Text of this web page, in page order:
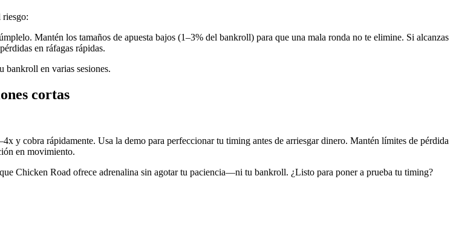
riesgo:
Mantén los tamaños de apuesta bajos (1–3% del bankroll) para que una mala ronda no te elimine. Si alcanzas
en ráfagas rápidas.
bankroll en varias sesiones.
cortas
y cobra rápidamente. Usa la demo para perfeccionar tu timing antes de arriesgar dinero. Mantén límites de pérdida
en movimiento.
Chicken Road ofrece adrenalina sin agotar tu paciencia—ni tu bankroll. ¿Listo para poner a prueba tu timing?